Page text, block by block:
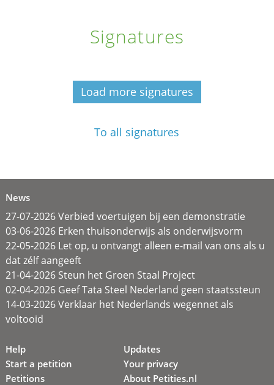
Signatures
Load more signatures
To all signatures
News
27-07-2026 Verbied voertuigen bij een demonstratie
03-06-2026 Erken thuisonderwijs als onderwijsvorm
22-05-2026 Let op, u ontvangt alleen e-mail van ons als u
dat zélf aangeeft
21-04-2026 Steun het Groen Staal Project
02-04-2026 Geef Tata Steel Nederland geen staatssteun
14-03-2026 Verklaar het Nederlands wegennet als
voltooid
Help
Start a petition
Petitions
Updates
Your privacy
About Petities.nl